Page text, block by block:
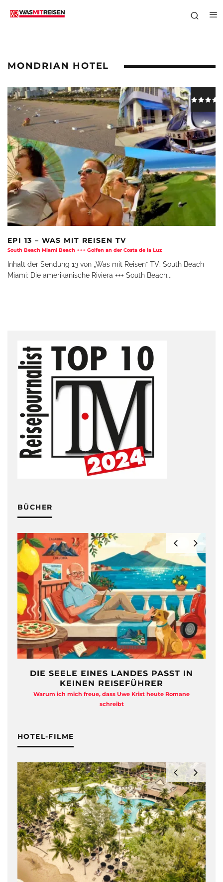
MONDRIAN HOTEL
EPI 13 – WAS MIT REISEN TV
South Beach Miami Beach +++ Golfen an der Costa de la Luz
Inhalt der Sendung 13 von „Was mit Reisen“ TV: South Beach
Miami: Die amerikanische Riviera +++ South Beach...
BÜCHER
DIE SEELE EINES LANDES PASST IN
KEINEN REISEFÜHRER
Warum ich mich freue, dass Uwe Krist heute Romane
schreibt
HOTEL-FILME